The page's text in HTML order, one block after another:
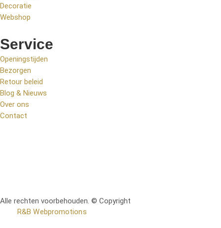
Decoratie
Webshop
Service
Openingstijden
Bezorgen
Retour beleid
Blog & Nieuws
Over ons
Contact
Alle rechten voorbehouden. © Copyright
R&B Webpromotions